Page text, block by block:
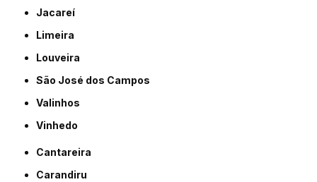
Jacareí
Limeira
Louveira
São José dos Campos
Valinhos
Vinhedo
Cantareira
Carandiru